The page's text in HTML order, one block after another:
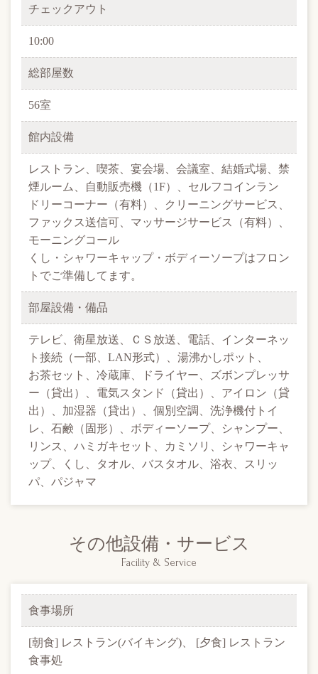
チェックアウト
10:00
総部屋数
56室
館内設備
レストラン、喫茶、宴会場、会議室、結婚式場、禁
煙ルーム、自動販売機（1F）、 セルフコインラン
ドリーコーナー（有料）、クリーニングサービス、
ファックス送信可、 マッサージサービス（有料）、
モーニングコール
くし・シャワーキャップ・ボディーソープはフロン
トでご準備してます。
部屋設備・備品
テレビ、衛星放送、ＣＳ放送、電話、インターネッ
ト接続（一部、LAN形式）、湯沸かしポット、
お茶セット、冷蔵庫、ドライヤー、ズボンプレッサ
ー（貸出）、電気スタンド（貸出）、 アイロン（貸
出）、加湿器（貸出）、個別空調、洗浄機付トイ
レ、石鹸（固形）、ボディーソープ、シャンプー、
リンス、ハミガキセット、カミソリ、シャワーキャ
ップ、くし、タオル、バスタオル、浴衣、スリッ
パ、パジャマ
その他設備・サービス
Facility & Service
食事場所
[朝食] レストラン(バイキング)、 [夕食] レストラン
食事処